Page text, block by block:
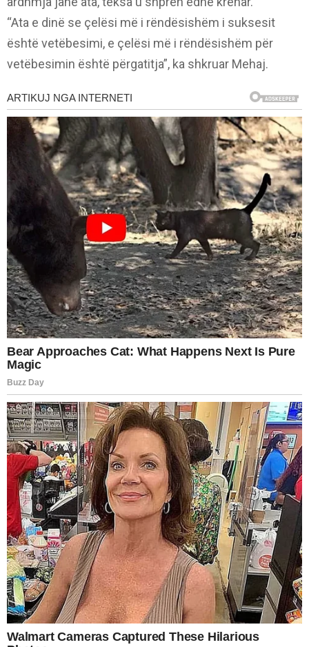
“Ata e dinë se çelësi më i rëndësishëm i suksesit
është vetëbesimi, e çelësi më i rëndësishëm për
vetëbesimin është përgatitja”, ka shkruar Mehaj.